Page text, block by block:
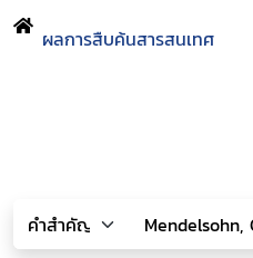
ผลการสืบค้นสารสนเทศ